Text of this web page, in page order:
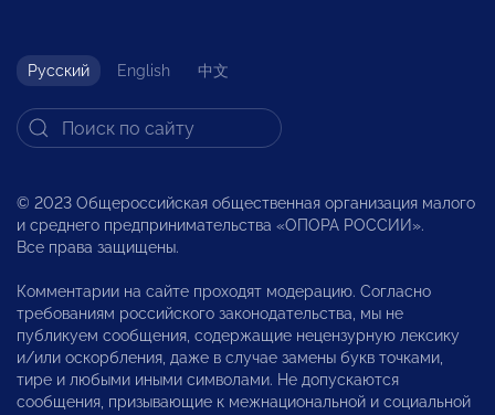
Русский English 中文
© 2023 Общероссийская общественная организация малого
и среднего предпринимательства «ОПОРА РОССИИ».
Все права защищены.
Комментарии на сайте проходят модерацию. Согласно
требованиям российского законодательства, мы не
публикуем сообщения, содержащие нецензурную лексику
и/или оскорбления, даже в случае замены букв точками,
тире и любыми иными символами. Не допускаются
сообщения, призывающие к межнациональной и социальной